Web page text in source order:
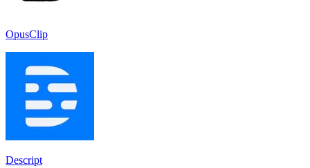
OpusClip
Descript